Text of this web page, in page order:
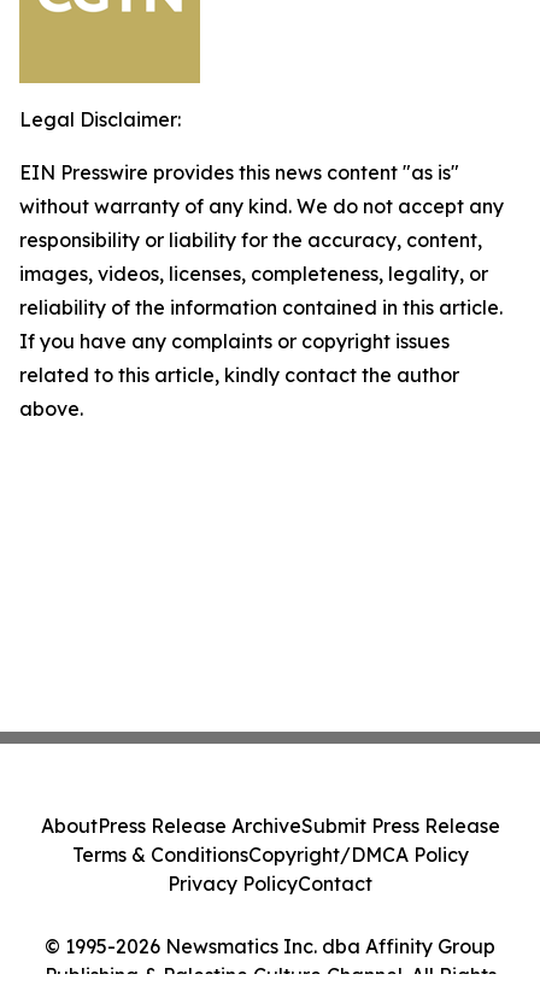
Legal Disclaimer:
EIN Presswire provides this news content "as is"
without warranty of any kind. We do not accept any
responsibility or liability for the accuracy, content,
images, videos, licenses, completeness, legality, or
reliability of the information contained in this article.
If you have any complaints or copyright issues
related to this article, kindly contact the author
above.
© 1995-2026 Newsmatics Inc. dba Affinity Group
Publishing & Palestine Culture Channel. All Rights
AboutPress Release ArchiveSubmit Press Release
Terms & ConditionsCopyright/DMCA Policy
Privacy PolicyContact